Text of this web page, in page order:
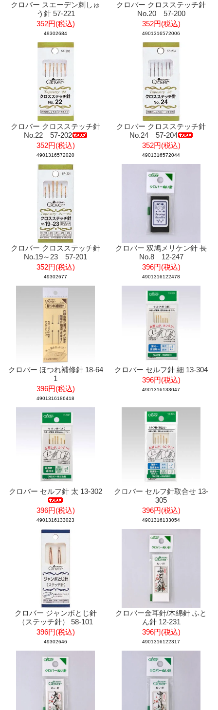
クロバー スエーデン刺しゅ
う針 57-221
352円(税込)
49302684
クロバー クロスステッチ針
No.20 57-200
352円(税込)
4901316572006
クロバー クロスステッチ針
No.22 57-202
352円(税込)
4901316572020
クロバー クロスステッチ針
No.24 57-204
352円(税込)
4901316572044
クロバー クロスステッチ針
No.19～23 57-201
352円(税込)
49302677
クロバー 双鳩メリケン針 長
No.8 12-247
396円(税込)
4901316122478
クロバー ほつれ補修針 18-64
1
396円(税込)
4901316186418
クロバー セルフ針 細 13-304
396円(税込)
4901316133047
クロバー セルフ針 太 13-302
396円(税込)
4901316133023
クロバー セルフ針取合せ 13-
305
396円(税込)
4901316133054
クロバー ジャンボとじ針
（ステッチ針） 58-101
396円(税込)
49302646
クロバー金耳針/木綿針 ふと
ん針 12-231
396円(税込)
4901316122317